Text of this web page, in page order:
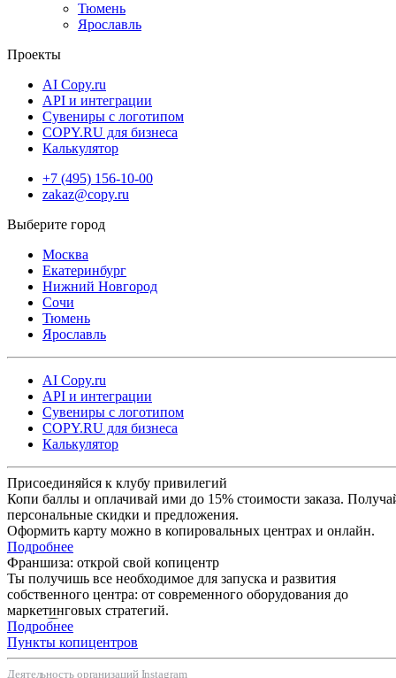
Тюмень
Ярославль
Проекты
AI Copy.ru
API и интеграции
Сувениры с логотипом
COPY.RU для бизнеса
Калькулятор
+7 (495) 156-10-00
zakaz@copy.ru
Москва
Екатеринбург
Нижний Новгород
Сочи
Тюмень
Ярославль
AI Copy.ru
API и интеграции
Сувениры с логотипом
COPY.RU для бизнеса
Калькулятор
Присоединяйся к клубу привилегий
Копи баллы и оплачивай ими до 15% стоимости заказа.
персональные скидки и предложения.
Оформить карту можно в копировальных центрах и онлайн.
Подробнее
Франшиза: открой свой копицентр
Ты получишь все необходимое для запуска и развития
собственного центра: от современного оборудования до
маркетинговых стратегий.
Подробнее
Пункты копицентров
Деятельность организаций Instagram